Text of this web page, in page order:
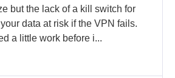
but the lack of a kill switch for
data at risk if the VPN fails.
a little work before i...